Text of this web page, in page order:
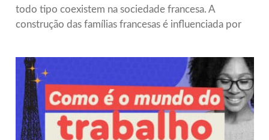
todo tipo coexistem na sociedade francesa. A
construção das famílias francesas é influenciada por